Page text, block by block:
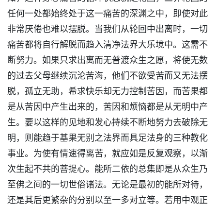
任何一处都始终处于这一痛苦的深渊之中，即使对此
非常厌倦也难以摆脱。当我们从轮回中出离时，一切
痛苦都将自行解脱而趋入清净法界大乐境中。这需不
断努力。如果只求出离而无普渡众生之愿，将使无数
的过去父母继续沉沦苦海，他们不欲受苦而又无法摆
脱，孤立无助，希求快乐却无力控制苦因，而苦果都
是从苦因中产生出来的，苦因和烦恼都是从无明中产
生。要以这样的见地和发心持续不断地努力去破除无
明，则能趋于基果无别之法界而具足法身的三种教化
事业。为使有情速得离苦，就应如是反复观察，以渐
次生起不共的菩提心。能所二依的总集即是从众生乃
至佛之间的一切世俗诸法。无论是最初的能所对待，
还是其后更繁杂的分别以至一多对立等。若用中观正